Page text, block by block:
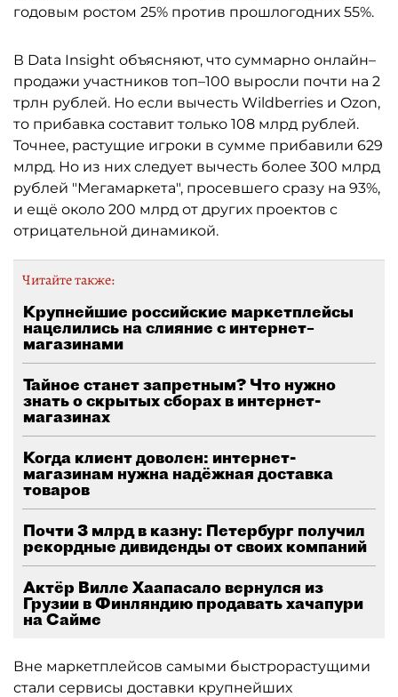
годовым ростом 25% против прошлогодних 55%.
В Data Insight объясняют, что суммарно онлайн–
продажи участников топ–100 выросли почти на 2
трлн рублей. Но если вычесть Wildberries и Ozon,
то прибавка составит только 108 млрд рублей.
Точнее, растущие игроки в сумме прибавили 629
млрд. Но из них следует вычесть более 300 млрд
рублей "Мегамаркета", просевшего сразу на 93%,
и ещё около 200 млрд от других проектов с
отрицательной динамикой.
Читайте также:
Крупнейшие российские маркетплейсы
нацелились на слияние с интернет–
магазинами
Тайное станет запретным? Что нужно
знать о скрытых сборах в интернет-
магазинах
Когда клиент доволен: интернет-
магазинам нужна надёжная доставка
товаров
Почти 3 млрд в казну: Петербург получил
рекордные дивиденды от своих компаний
Актёр Вилле Хаапасало вернулся из
Грузии в Финляндию продавать хачапури
на Сайме
Вне маркетплейсов самыми быстрорастущими
стали сервисы доставки крупнейших